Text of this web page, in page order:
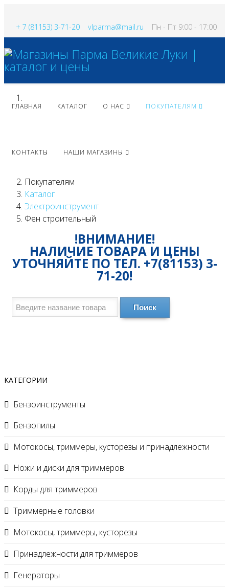
+ 7 (81153) 3-71-20 vlparma@mail.ru Пн - Пт 9:00 - 17:00
ГЛАВНАЯ КАТАЛОГ О НАС ПОКУПАТЕЛЯМ
КОНТАКТЫ НАШИ МАГАЗИНЫ
Покупателям
Каталог
Электроинструмент
Фен строительный
!ВНИМАНИЕ!
НАЛИЧИЕ ТОВАРА И ЦЕНЫ
УТОЧНЯЙТЕ ПО ТЕЛ. +7(81153) 3-
71-20!
Поиск
КАТЕГОРИИ
Бензоинструменты
Бензопилы
Мотокосы, триммеры, кусторезы и принадлежности
Ножи и диски для триммеров
Корды для триммеров
Триммерные головки
Мотокосы, триммеры, кусторезы
Принадлежности для триммеров
Генераторы